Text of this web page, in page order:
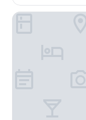
Zuri Express